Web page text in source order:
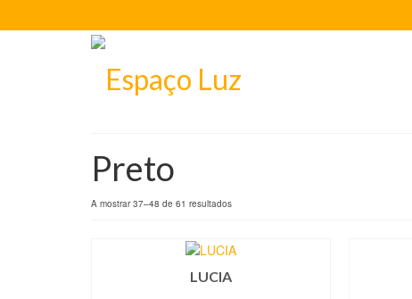
Preto
A mostrar 37–48 de 61 resultados
LUCIA